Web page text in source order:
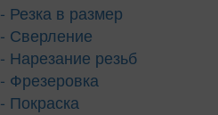
- Резка в размер
- Сверление
- Нарезание резьб
- Фрезеровка
- Покраска